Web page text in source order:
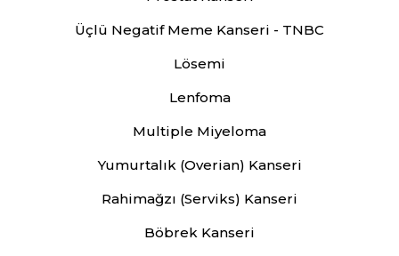
Üçlü Negatif Meme Kanseri - TNBC
Lösemi
Lenfoma
Multiple Miyeloma
Yumurtalık (Overian) Kanseri
Rahimağzı (Serviks) Kanseri
Böbrek Kanseri